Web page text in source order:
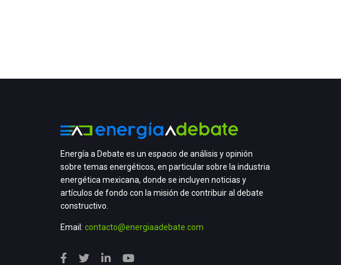
Energía a Debate es un espacio de análisis y opinión
sobre temas energéticos, en particular sobre la industria
energética mexicana, donde se incluyen noticias y
artículos de fondo con la misión de contribuir al debate
constructivo.
Email: contacto@energiaadebate.com